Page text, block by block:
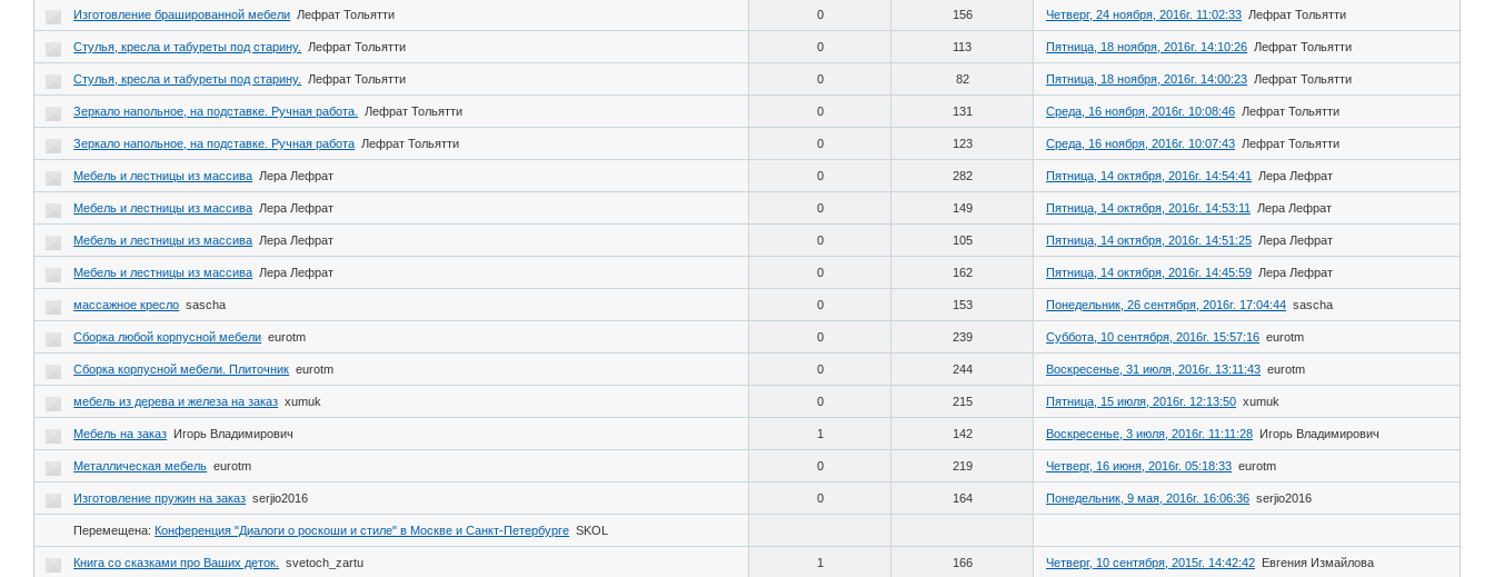
Изготовление брашированной мебели Лефрат Тольятти 0 156 Четверг, 24 ноября, 2016г. 11:02:33 Лефрат Тольятти
Стулья, кресла и табуреты под старину. Лефрат Тольятти 0 113 Пятница, 18 ноября, 2016г. 14:10:26 Лефрат Тольятти
Стулья, кресла и табуреты под старину. Лефрат Тольятти 0 82 Пятница, 18 ноября, 2016г. 14:00:23 Лефрат Тольятти
Зеркало напольное, на подставке. Ручная работа. Лефрат Тольятти 0 131 Среда, 16 ноября, 2016г. 10:08:46 Лефрат Тольятти
Зеркало напольное, на подставке. Ручная работа Лефрат Тольятти 0 123 Среда, 16 ноября, 2016г. 10:07:43 Лефрат Тольятти
Мебель и лестницы из массива Лера Лефрат 0 282 Пятница, 14 октября, 2016г. 14:54:41 Лера Лефрат
Мебель и лестницы из массива Лера Лефрат 0 149 Пятница, 14 октября, 2016г. 14:53:11 Лера Лефрат
Мебель и лестницы из массива Лера Лефрат 0 105 Пятница, 14 октября, 2016г. 14:51:25 Лера Лефрат
Мебель и лестницы из массива Лера Лефрат 0 162 Пятница, 14 октября, 2016г. 14:45:59 Лера Лефрат
массажное кресло sascha 0 153 Понедельник, 26 сентября, 2016г. 17:04:44 sascha
Сборка любой корпусной мебели eurotm 0 239 Суббота, 10 сентября, 2016г. 15:57:16 eurotm
Сборка корпусной мебели. Плиточник eurotm 0 244 Воскресенье, 31 июля, 2016г. 13:11:43 eurotm
мебель из дерева и железа на заказ xumuk 0 215 Пятница, 15 июля, 2016г. 12:13:50 xumuk
Мебель на заказ Игорь Владимирович 1 142 Воскресенье, 3 июля, 2016г. 11:11:28 Игорь Владимирович
Металлическая мебель eurotm 0 219 Четверг, 16 июня, 2016г. 05:18:33 eurotm
Изготовление пружин на заказ serjio2016 0 164 Понедельник, 9 мая, 2016г. 16:06:36 serjio2016
Перемещена: Конференция "Диалоги о роскоши и стиле" в Москве и Санкт-Петербурге SKOL
Книга со сказками про Ваших деток. svetoch_zartu 1 166 Четверг, 10 сентября, 2015г. 14:42:42 Евгения Измайлова